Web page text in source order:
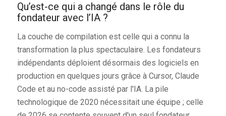
Qu’est-ce qui a changé dans le rôle du
fondateur avec l’IA ?
La couche de compilation est celle qui a connu la
transformation la plus spectaculaire. Les fondateurs
indépendants déploient désormais des logiciels en
production en quelques jours grâce à Cursor, Claude
Code et au no-code assisté par l'IA. La pile
technologique de 2020 nécessitait une équipe ; celle